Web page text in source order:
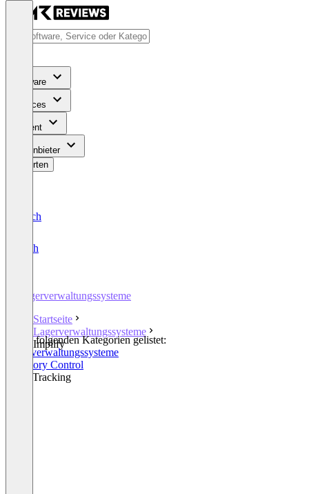
Software
Services
Content
Für Anbieter
Bewerten
Deutsch
English
Lagerverwaltungssysteme
Startseite
Lagerverwaltungssysteme
Implify
In den folgenden Kategorien gelistet:
Lagerverwaltungssysteme
Inventory Control
Asset Tracking